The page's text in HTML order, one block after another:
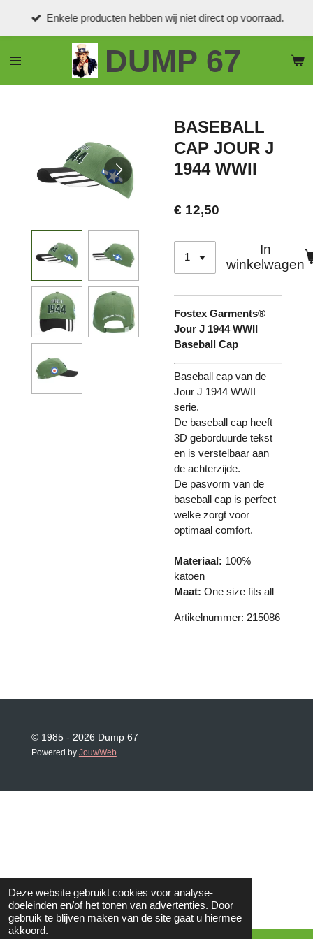
Deze website gebruikt cookies voor analyse-
doeleinden en/of het tonen van advertenties. Door
gebruik te blijven maken van de site gaat u hiermee
akkoord.
de
DUMP 67
Enkele producten hebben wij niet direct op voorraad.
BASEBALL
CAP JOUR J
1944 WWII
€ 12,50
In
winkelwagen
Fostex Garments®
Jour J 1944 WWII
Baseball Cap
Baseball cap van de
Jour J 1944 WWII
serie.
De baseball cap heeft
3D geborduurde tekst
en is verstelbaar aan
de achterzijde.
De pasvorm van de
baseball cap is perfect
welke zorgt voor
optimaal comfort.
Materiaal: 100%
katoen
Maat: One size fits all
Artikelnummer: 215086
© 1985 - 2026 Dump 67
Powered by JouwWeb